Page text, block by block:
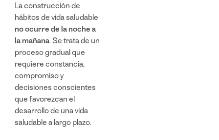
La construcción de
hábitos de vida saludable
no ocurre de la noche a
la mañana. Se trata de un
proceso gradual que
requiere constancia,
compromiso y
decisiones conscientes
que favorezcan el
desarrollo de unavida
saludable a largo plazo.